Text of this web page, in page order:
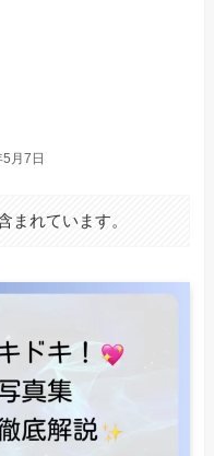
月7日
まれています。